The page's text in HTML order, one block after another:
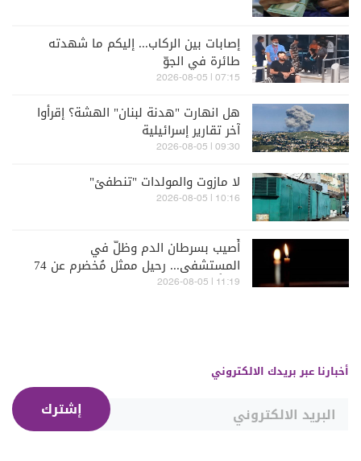
إصابات بين الركاب... إليكم ما شهدته
طائرة في الجوّ
07:15 | 2026-08-05
هل انهارت "هدنة لبنان" الهشة؟ إقرأوا
آخر تقارير إسرائيلية
09:30 | 2026-08-05
لا مازوت والمولدات "تنطفئ"
10:16 | 2026-08-05
أُصيب بسرطان الدم وظلّ في
المستشفى... رحيل ممثل مُخضرم عن 74
عاماً
11:19 | 2026-08-05
أخبارنا عبر بريدك الالكتروني
إشترك